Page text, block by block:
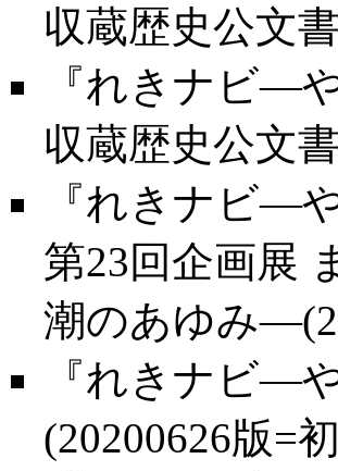
収蔵歴史公文
『れきナビ―
収蔵歴史公文
『れきナビ―
第23回企画展
潮のあゆみ
『れきナビ―
(20200626版=